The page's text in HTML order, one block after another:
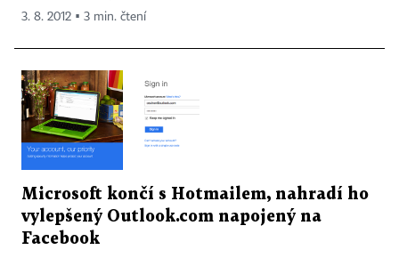
3. 8. 2012 ▪ 3 min. čtení
Microsoft končí s Hotmailem, nahradí ho
vylepšený Outlook.com napojený na
Facebook